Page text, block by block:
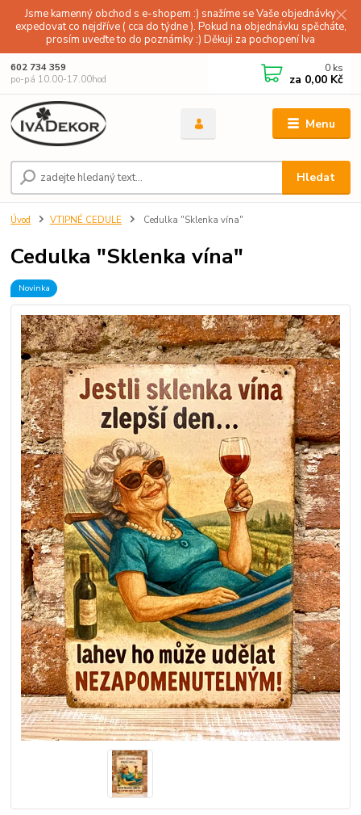
Jsme kamenný obchod s e-shopem :) snažíme se Vaše objednávky
expedovat co nejdříve ( cca do týdne ). Pokud na objednávku spěcháte,
prosím uveďte to do poznámky :) Děkuji za pochopení Iva
Menu
Hledat
602 734 359
po-pá 10.00-17.00hod
0 ks
za 0,00 Kč
Úvod VTIPNÉ CEDULE Cedulka "Sklenka vína"
Cedulka "Sklenka vína"
Novinka